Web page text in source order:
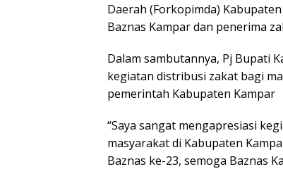
Daerah (Forkopimda)
Baznas Kampar dan penerima
Dalam sambutannya, Pj Bupati
kegiatan distribusi zakat bagi
pemerintah Kabupaten Kampar
“Saya sangat mengapresiasi
masyarakat di Kabupaten
Baznas ke-23, semoga Baznas